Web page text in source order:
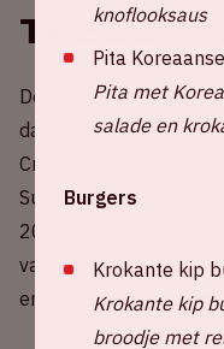
The
De zomer van 2026
dan ooit! In 2026
Cruijff ArenA met een
Summer Is Magic. Op
2026 verandert de
van Miami Vice,
en zinderende summer
knoflooksaus
Pita
Pita met
salade en
Burgers
Krokante kip
Krokante kip
broodje met